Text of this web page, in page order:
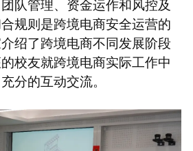
规则是跨境电商安全运营的
绍了跨境电商不同发展阶段
校友就跨境电商实际工作中
分的互动交流。